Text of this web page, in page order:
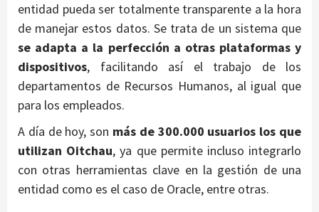
entidad pueda ser totalmente transparente a la hora
de manejar estos datos. Se trata de un sistema que
se adapta a la perfección a otras plataformas y
dispositivos, facilitando así el trabajo de los
departamentos de Recursos Humanos, al igual que
para los empleados.
A día de hoy, son más de 300.000 usuarios los que
utilizan Oitchau, ya que permite incluso integrarlo
con otras herramientas clave en la gestión de una
entidad como es el caso de Oracle, entre otras.